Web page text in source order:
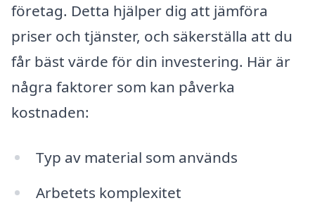
företag. Detta hjälper dig att jämföra
priser och tjänster, och säkerställa att du
får bäst värde för din investering. Här är
några faktorer som kan påverka
kostnaden:
Typ av material som används
Arbetets komplexitet